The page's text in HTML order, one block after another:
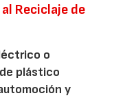
Reciclaje de
o
plástico
y